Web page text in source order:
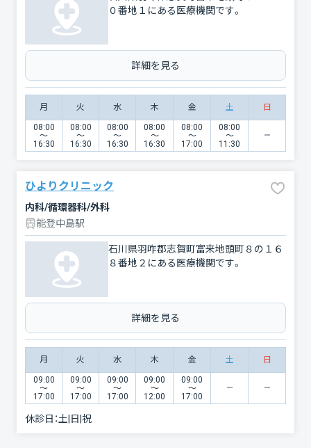
０番地１にある医療機関です。
詳細を見る
月 火 水 木 金 土 日
08:00
〜
16:30
08:00
〜
16:30
08:00
〜
16:30
08:00
〜
16:30
08:00
〜
17:00
08:00
〜
11:30
ひよりクリニック
内科/循環器科/外科
能登中島駅
石川県羽咋郡志賀町富来地頭町８の１６
８番地２にある医療機関です。
詳細を見る
月 火 水 木 金 土 日
09:00
〜
17:00
09:00
〜
17:00
09:00
〜
17:00
09:00
〜
12:00
09:00
〜
17:00
休診日：土|日|祝